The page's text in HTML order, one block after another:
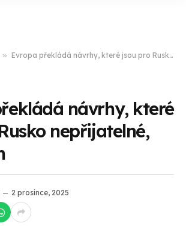
» Evropa překládá návrhy, které jsou pro Rusko nepřijatelné, řekl Putin
návrhy, které
nepřijatelné,
2 prosince, 2025